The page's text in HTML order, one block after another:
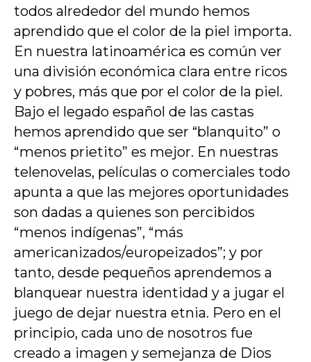
todos alrededor del mundo hemos
aprendido que el color de la piel importa.
En nuestra latinoamérica es común ver
una división económica clara entre ricos
y pobres, más que por el color de la piel.
Bajo el legado español de las castas
hemos aprendido que ser “blanquito” o
“menos prietito” es mejor. En nuestras
telenovelas, películas o comerciales todo
apunta a que las mejores oportunidades
son dadas a quienes son percibidos
“menos indígenas”, “más
americanizados/europeizados”; y por
tanto, desde pequeños aprendemos a
blanquear nuestra identidad y a jugar el
juego de dejar nuestra etnia. Pero en el
principio, cada uno de nosotros fue
creado a imagen y semejanza de Dios